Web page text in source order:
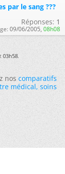
par le sang ???
Réponses: 1
09/06/2005, 08h08
03h58.
noscomparatifs
médical,soins